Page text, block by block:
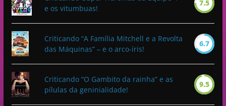
e os vitumbuas!
7.5
Criticando “A Família Mitchell e a Revolta
das Máquinas” – e o arco-íris!
6.7
Criticando “O Gambito da rainha” e as
pílulas da geninialidade!
9.5